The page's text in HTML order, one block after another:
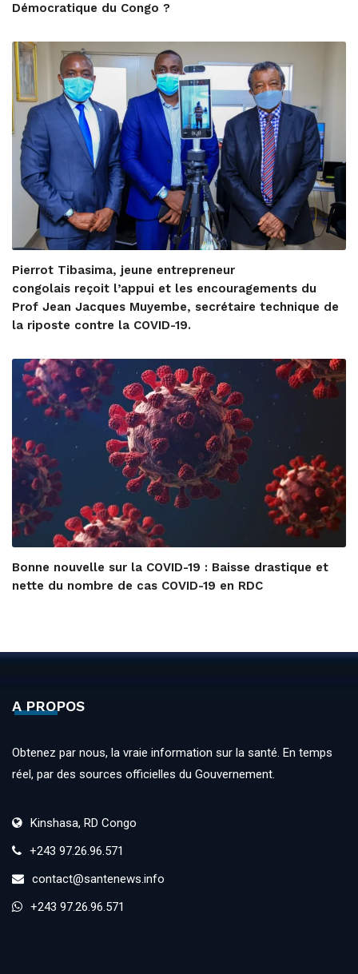
Démocratique du Congo ?
Pierrot Tibasima, jeune entrepreneur
congolais reçoit l’appui et les encouragements du
Prof Jean Jacques Muyembe, secrétaire technique de
la riposte contre la COVID-19.
Bonne nouvelle sur la COVID-19 : Baisse drastique et
nette du nombre de cas COVID-19 en RDC
A PROPOS
Obtenez par nous, la vraie information sur la santé. En temps
réel, par des sources officielles du Gouvernement.
Kinshasa, RD Congo
+243 97.26.96.571
contact@santenews.info
+243 97.26.96.571